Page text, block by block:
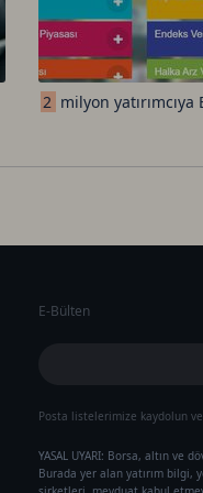
2 milyon
E-Bülten
Posta listelerimize kaydolun
YASAL UYARI: Borsa, altın ve
Burada yer alan yatırım bilgi,